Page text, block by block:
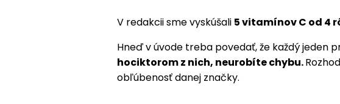
V redakcii sme vyskúšali 5 vitamínov C od 4
Hneď v úvode treba povedať, že každý jeden
hociktorom z nich, neurobíte chybu.
obľúbenosť danej značky.